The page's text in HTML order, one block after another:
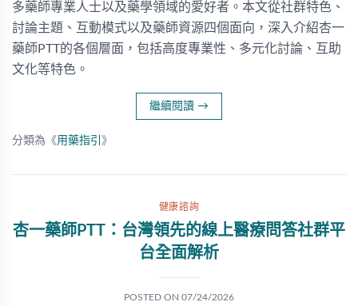
多藥師專業人士以及藥學領域的愛好者。本文從社群特色、
討論主題、互動模式以及藥師資源四個面向，深入介紹杏一
藥師PTT的各個層面，包括高度專業性、多元化討論、互助
文化等特色。
繼續閱讀 →
分類為《用藥指引 》
健康諮詢
杏一藥師PTT：台灣領先的線上醫療問答社群平
台全面解析
POSTED ON 07/24/2026